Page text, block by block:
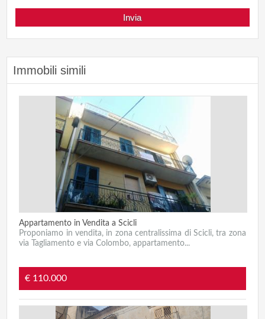
Immobili simili
Appartamento in Vendita a Scicli
Proponiamo in vendita, in zona centralissima di Scicli, tra zona
via Tagliamento e via Colombo, appartamento...
€ 110.000